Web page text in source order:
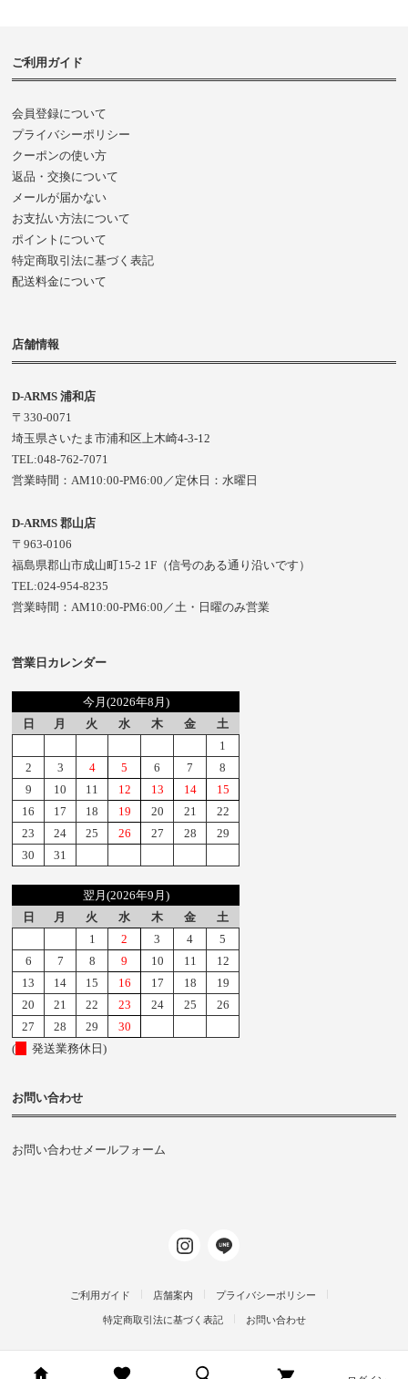
ご利用ガイド
会員登録について
プライバシーポリシー
クーポンの使い方
返品・交換について
メールが届かない
お支払い方法について
ポイントについて
特定商取引法に基づく表記
配送料金について
店舗情報
D-ARMS 浦和店
〒330-0071
埼玉県さいたま市浦和区上木崎4-3-12
TEL:048-762-7071
営業時間：AM10:00-PM6:00／定休日：水曜日
D-ARMS 郡山店
〒963-0106
福島県郡山市成山町15-2 1F（信号のある通り沿いです）
TEL:024-954-8235
営業時間：AM10:00-PM6:00／土・日曜のみ営業
営業日カレンダー
今月(2026年8月)
日
月 火 水 木 金
土
1
2
3 4 5 6 7
8
9
10 11 12 13 14
15
16
17 18 19 20 21
22
23
24 25 26 27 28
29
30
31
翌月(2026年9月)
日
月 火 水 木 金
土
1
2 3 4
5
6
7 8 9 10 11
12
13
14 15 16 17 18
19
20
21 22 23 24 25
26
27
28 29
30
(
発送業務休日)
お問い合わせ
お問い合わせメールフォーム
ご利用ガイド 店舗案内 プライバシーポリシー
特定商取引法に基づく表記 お問い合わせ